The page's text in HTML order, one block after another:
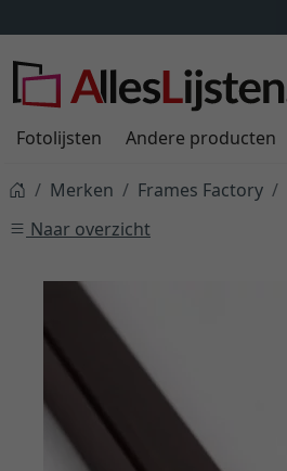
Fotolijsten Andere producten
Merken Frames Factory
Naar overzicht